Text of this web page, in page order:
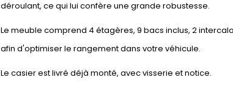
déroulant, ce qui lui confère une grande robustesse.
Le meuble comprend 4 étagères, 9 bacs inclus, 2
afin d'optimiser le rangement dans votre véhicule.
Le casier est livré déjà monté, avec visserie et notice.